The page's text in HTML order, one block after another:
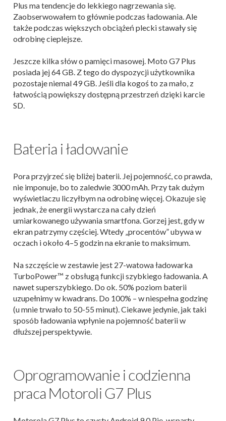
Plus ma tendencje do lekkiego nagrzewania się.
Zaobserwowałem to głównie podczas ładowania. Ale
także podczas większych obciążeń plecki stawały się
odrobinę cieplejsze.
Jeszcze kilka słów o pamięci masowej. Moto G7 Plus
posiada jej 64 GB. Z tego do dyspozycji użytkownika
pozostaje niemal 49 GB. Jeśli dla kogoś to za mało, z
łatwością powiększy dostępną przestrzeń dzięki karcie
SD.
Bateria i ładowanie
Pora przyjrzeć się bliżej baterii. Jej pojemność, co prawda,
nie imponuje, bo to zaledwie 3000 mAh. Przy tak dużym
wyświetlaczu liczyłbym na odrobinę więcej. Okazuje się
jednak, że energii wystarcza na cały dzień
umiarkowanego używania smartfona. Gorzej jest, gdy w
ekran patrzymy częściej. Wtedy „procentów” ubywa w
oczach i około 4–5 godzin na ekranie to maksimum.
Na szczęście w zestawie jest 27-watowa ładowarka
TurboPower™ z obsługą funkcji szybkiego ładowania. A
nawet superszybkiego. Do ok. 50% poziom baterii
uzupełnimy w kwadrans. Do 100% – w niespełna godzinę
(u mnie trwało to 50-55 minut). Ciekawe jedynie, jak taki
sposób ładowania wpłynie na pojemność baterii w
dłuższej perspektywie.
Oprogramowanie i codzienna
praca Motoroli G7 Plus